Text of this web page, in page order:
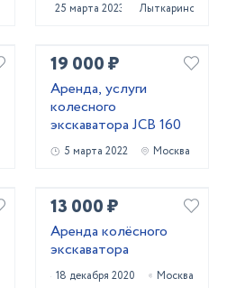
25 марта 2023 Лыткарино
19 000 ₽
Аренда, услуги
колесного
экскаватора JCB 160
5 марта 2022 Москва
13 000 ₽
Аренда колёсного
экскаватора
18 декабря 2020 Москва